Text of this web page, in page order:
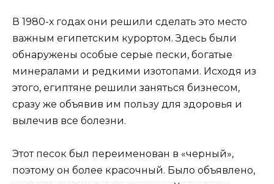
В 1980-х годах они решили сделать это место
важным египетским курортом. Здесь были
обнаружены особые серые пески, богатые
минералами и редкими изотопами. Исходя из
этого, египтяне решили заняться бизнесом,
сразу же объявив им пользу для здоровья и
вылечив все болезни.
Этот песок был переименован в «черный»,
поэтому он более красочный. Было объявлено,